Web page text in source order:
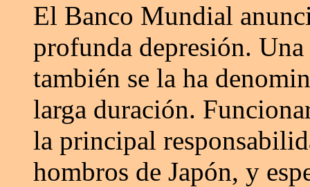
El Banco Mundial
profunda depresión.
también se la ha
larga duración.
la principal
hombros de Japón, y